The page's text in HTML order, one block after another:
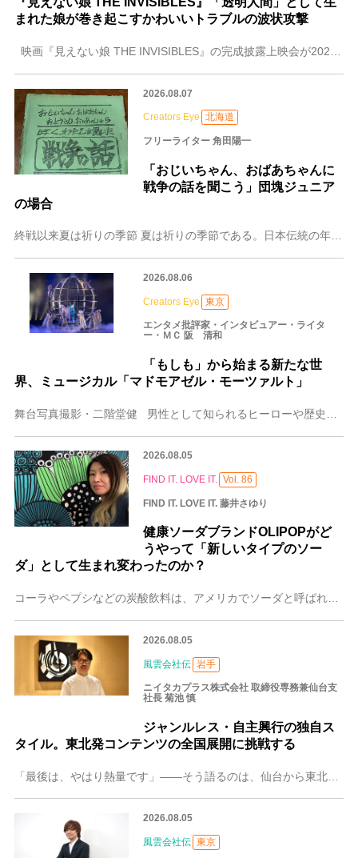
まれた娘が巻き起こすかわいいトラブルの波状攻撃
2026.08.07
Creators Eye 北海道
フリーライター 角田陽一
「おじいちゃん、おばあちゃんに
戦争の話を聞こう」団塊ジュニア
の場合
終戦以来夏は祈りの季節 夏は祈りの季節である。日本伝統の年中行事として、仏式に祖霊を弔う「お盆」が伝承されていたことに加え、昭和20年春から夏に加え苛烈を極める
2026.08.06
Creators Eye 東京
エンタメ批評家・インタビュアー・ライタ
ー・ＭＣ 阪 清和
「もしも」から始まる新たな世
界、ミュージカル「マドモアゼル・モーツァルト」
2026.08.05
FIND IT. LOVE IT. Vol. 86
FIND IT. LOVE IT. 藤井さゆり
健康ソーダブランドOLIPOPがど
うやって「新しいタイプのソー
ダ」として生まれ変わったのか？
コーラやペプシなどの炭酸飲料は、アメリカでソーダと呼ばれます。 アメリカは今、‟健康ソーダ”ブーム。新しいブランドが次々と登場し、スーパーマーケットでもコカ
2026.08.05
風雲会社伝 岩手
ニイタカプラス株式会社 取締役専務兼仙台支
社長 菊池 慎
ジャンルレス・自主興行の独自ス
タイル。東北発コンテンツの全国展開に挑戦する
「最後は、やはり熱量です」――そう語るのは、仙台から東北のエンタメシーンを牽引（けんいん）するニイタカプラス株式会社の菊池 慎（きくち しん）さん。ジャンルレス
2026.08.05
風雲会社伝 東京